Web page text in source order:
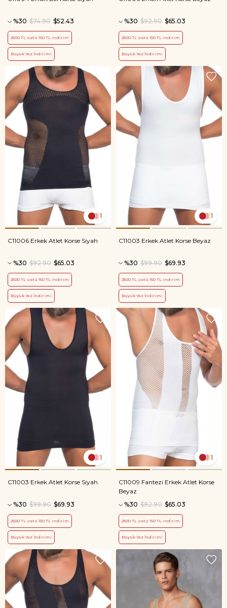
%30 $52.43
$74.90
2500 TL üstü 150 TL indirim
Büyük Yaz İndirimi
%30 $65.03
$92.90
2500 TL üstü 150 TL indirim
Büyük Yaz İndirimi
1
C11006 Erkek Atlet Korse Siyah
%30 $65.03
$92.90
2500 TL üstü 150 TL indirim
Büyük Yaz İndirimi
1
C11003 Erkek Atlet Korse Beyaz
%30 $69.93
$99.90
2500 TL üstü 150 TL indirim
Büyük Yaz İndirimi
1
C11003 Erkek Atlet Korse Siyah
%30 $69.93
$99.90
2500 TL üstü 150 TL indirim
Büyük Yaz İndirimi
1
C11009 Fantezi Erkek Atlet Korse
Beyaz
%30
$65.03
$92.90
2500 TL üstü 150 TL indirim
Büyük Yaz İndirimi